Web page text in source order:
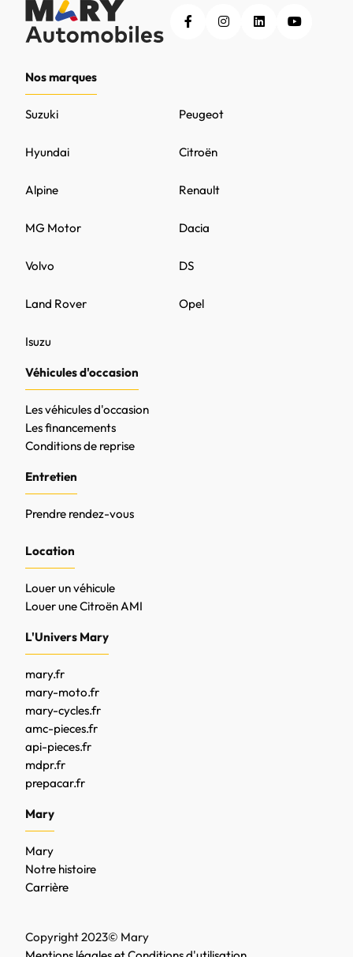
Nos marques
Peugeot
DS
MG Motor
Citroën
Opel
Volvo
Renault
Hyundai
Land Rover
Dacia
Alpine
Isuzu
Suzuki
Véhicules d'occasion
Les véhicules d'occasion
Les financements
Conditions de reprise
Entretien
Prendre rendez-vous
Location
Louer un véhicule
Louer une Citroën AMI
L'Univers Mary
mary.fr
mary-moto.fr
mary-cycles.fr
amc-pieces.fr
api-pieces.fr
mdpr.fr
prepacar.fr
Mary
Mary
Notre histoire
Carrière
Copyright 2023© Mary